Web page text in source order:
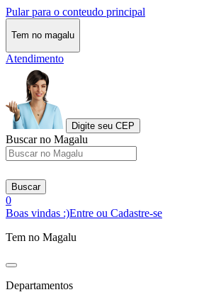
Pular para o conteudo principal
Tem no magalu
Atendimento
Digite seu CEP
Buscar no Magalu
Buscar
0
Boas vindas :)Entre ou Cadastre-se
Tem no Magalu
Departamentos